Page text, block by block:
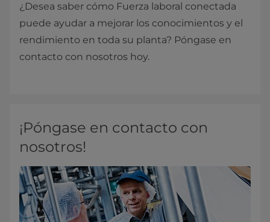
¿Desea saber cómo Fuerza laboral conectada
puede ayudar a mejorar los conocimientos y el
rendimiento en toda su planta? Póngase en
contacto con nosotros hoy.
¡Póngase en contacto con
nosotros!